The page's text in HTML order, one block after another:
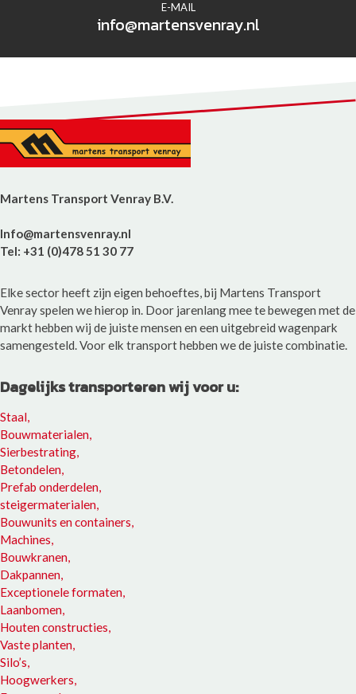
E-MAIL
info@martensvenray.nl
Martens Transport Venray B.V.
Info@martensvenray.nl
Tel: +31 (0)478 51 30 77
Elke sector heeft zijn eigen behoeftes, bij Martens Transport
Venray spelen we hierop in. Door jarenlang mee te bewegen met de
markt hebben wij de juiste mensen en een uitgebreid wagenpark
samengesteld. Voor elk transport hebben we de juiste combinatie.
Dagelijks transporteren wij voor u:
Staal,
Bouwmaterialen,
Sierbestrating,
Betondelen,
Prefab onderdelen,
steigermaterialen,
Bouwunits en containers,
Machines,
Bouwkranen,
Dakpannen,
Exceptionele formaten,
Laanbomen,
Houten constructies,
Vaste planten,
Silo’s,
Hoogwerkers,